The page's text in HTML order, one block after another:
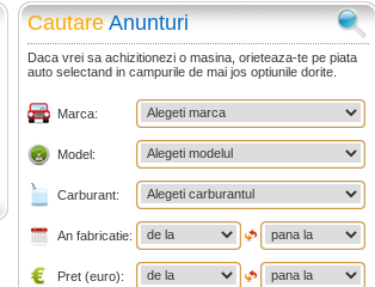
CautareAnunturi
Daca vrei sa achizitionezi o masina, orieteaza-te pe piata
auto selectand in campurile de mai jos optiunile dorite.
Marca:
Model:
Carburant:
An fabricatie:
Pret (euro):